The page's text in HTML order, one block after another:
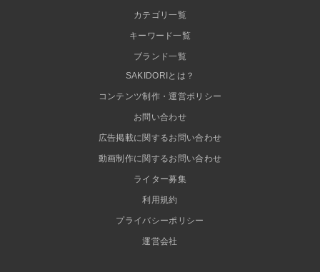
カテゴリ一覧
キーワード一覧
ブランド一覧
SAKIDORIとは？
コンテンツ制作・運営ポリシー
お問い合わせ
広告掲載に関するお問い合わせ
動画制作に関するお問い合わせ
ライター募集
利用規約
プライバシーポリシー
運営会社